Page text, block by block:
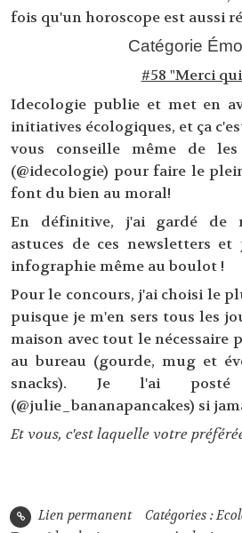
fois qu'un horoscope est aussi
Catégorie
#58 "Merci
Idecologie publie et met en
initiatives écologiques, et ça
vous conseille même de
(@idecologie) pour faire le
font du bien au moral!
En définitive, j'ai gardé de
astuces de ces newsletters
infographie même au boulot !
Pour le concours, j'ai choisi le
puisque je m'en sers tous les
maison avec tout le nécessaire
au bureau (gourde, mug et
snacks). Je l'ai posté
(@julie_bananapancakes) si
Et vous, c'est laquelle votre
Lien permanent Catégories :